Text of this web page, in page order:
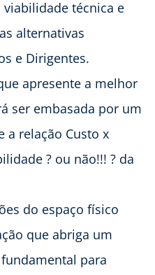
técnica e
alternativas
e Dirigentes.
apresente a melhor
ser embasada por um
a relação Custo x
? ou não!!! ? da
do espaço físico
que abriga um
para